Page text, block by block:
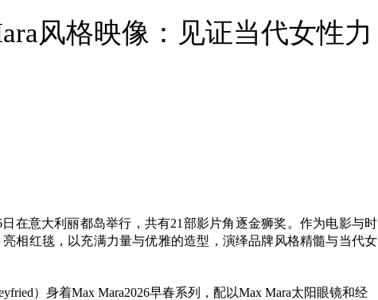
风格映像：见证当代女性力
在意大利丽都岛举行，共有21部影片角逐金狮奖。作为电影与时
相红毯，以充满力量与优雅的造型，演绎品牌风格精髓与当代女
）身着Max Mara2026早春系列，配以Max Mara太阳眼镜和经